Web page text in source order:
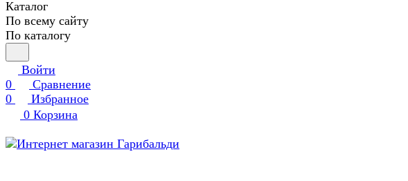
Каталог
По всему сайту
По каталогу
Войти
0
Сравнение
0
Избранное
0 Корзина